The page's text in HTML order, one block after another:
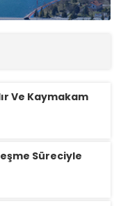
Ve Kaymakam
Süreciyle